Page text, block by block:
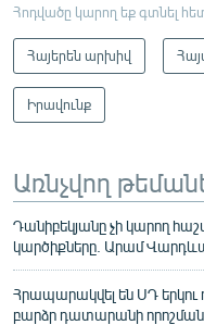
Հոդվածը կարող եք գտնել
Հայերեն արխիվ
Իրավունք
Առնչվող
Դանիբեկյանը չի կարող
կարծիքները. Արամ
Հրապարակվել են ՍԴ
բարձր դատարանի որոշման